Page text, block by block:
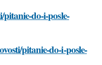
do-i-posle-
pitanie-do-i-posle-